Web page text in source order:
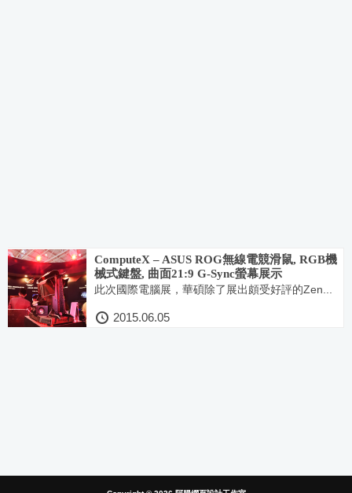
ComputeX – ASUS ROG無線電競滑鼠, RGB機
械式鍵盤, 曲面21:9 G-Sync螢幕展示
此次國際電腦展，華碩除了展出頗受好評的Zen...
2015.06.05